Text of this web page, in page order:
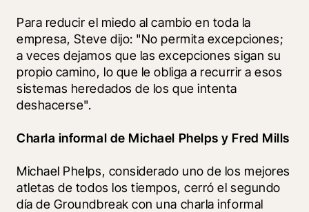
Para reducir el miedo al cambio en toda la
empresa, Steve dijo: "No permita excepciones;
a veces dejamos que las excepciones sigan su
propio camino, lo que le obliga a recurrir a esos
sistemas heredados de los que intenta
deshacerse".
Charla informal de Michael Phelps y Fred Mills
Michael Phelps, considerado uno de los mejores
atletas de todos los tiempos, cerró el segundo
día de Groundbreak con una charla informal